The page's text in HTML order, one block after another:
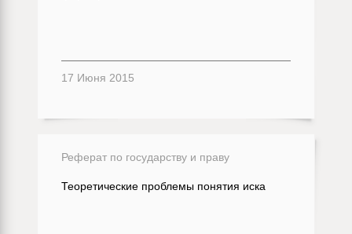
17 Июня 2015
Реферат по государству и праву
Теоретические проблемы понятия иска